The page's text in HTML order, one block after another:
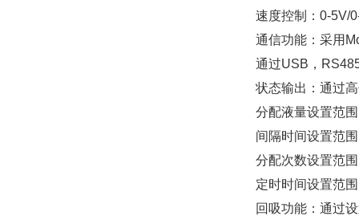
速度控制：0-5V/
通信功能：采用
通过USB，
状态输出：通过
分配液量设置范
间隔时间设置范
分配次数设置范
定时时间设置范
回吸功能：通过